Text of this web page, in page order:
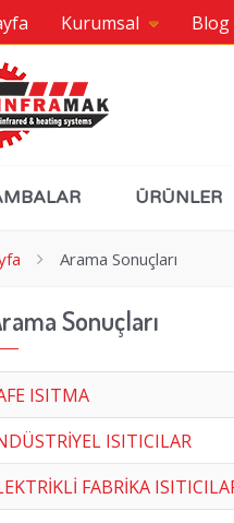
Kurumsal Blog
ÜRÜNLER
Arama Sonuçları
Sonuçları
ISITMA
ISITICILAR
FABRİKA